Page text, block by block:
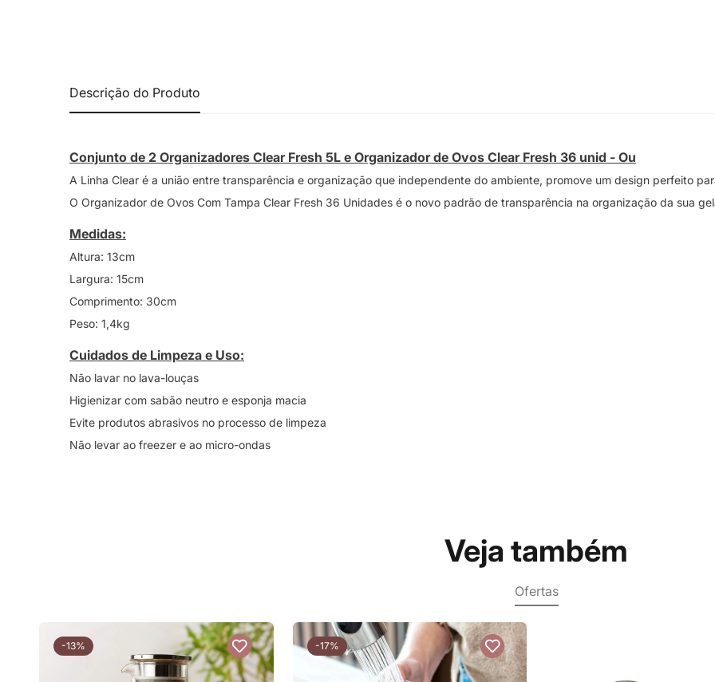
Descrição do Produto
Conjunto de 2 Organizadores Clear Fresh 5L e Organizador de Ovos Clear Fresh 36 unid - Ou
A Linha Clear é a união entre transparência e organização que independente do ambiente, promove um design perfeito
O Organizador de Ovos Com Tampa Clear Fresh 36 Unidades é o novo padrão de transparência na organização da sua
Medidas:
Altura: 13cm
Largura: 15cm
Comprimento: 30cm
Peso: 1,4kg
Cuidados de Limpeza e Uso:
Não lavar no lava-louças
Higienizar com sabão neutro e esponja macia
Evite produtos abrasivos no processo de limpeza
Não levar ao freezer e ao micro-ondas
Veja também
Ofertas
-13% -17%